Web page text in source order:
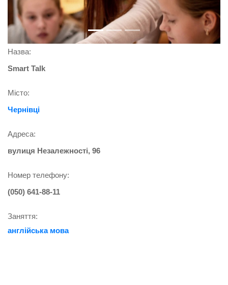
Назва:
Smart Talk
Місто:
Чернівці
Адреса:
вулиця Незалежності, 96
Номер телефону:
(050) 641-88-11
Заняття:
англійська мова